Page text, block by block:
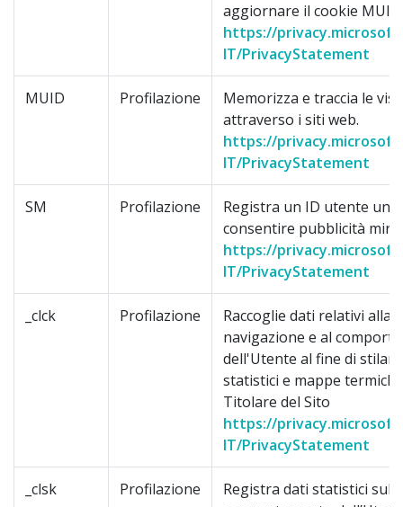
aggiornare il cookie MUID.
https://
IT/PrivacyStatement
MUID Profilazione
Memorizza e traccia le
attraverso i siti web.
https://
IT/PrivacyStatement
SM Profilazione
Registra un ID utente
consentire pubblicità
https://
IT/PrivacyStatement
_clck Profilazione
Raccoglie dati relativi alla
navigazione e al
dell'Utente al fine di
statistici e mappe
Titolare del Sito
https://
IT/PrivacyStatement
_clsk Profilazione
Registra dati statistici sul